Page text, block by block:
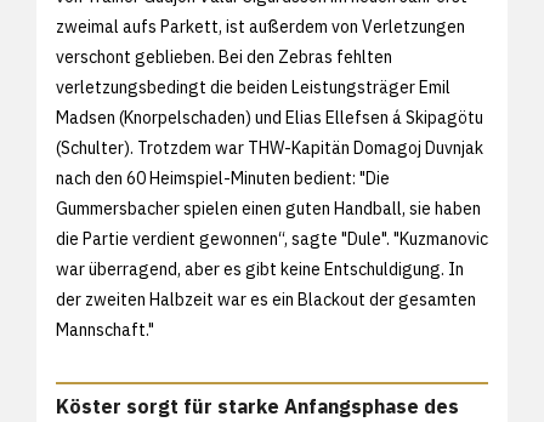
zweimal aufs Parkett, ist außerdem von Verletzungen
verschont geblieben. Bei den Zebras fehlten
verletzungsbedingt die beiden Leistungsträger Emil
Madsen (Knorpelschaden) und Elias Ellefsen á Skipagötu
(Schulter). Trotzdem war THW-Kapitän Domagoj Duvnjak
nach den 60 Heimspiel-Minuten bedient: "Die
Gummersbacher spielen einen guten Handball, sie haben
die Partie verdient gewonnen“, sagte "Dule". "Kuzmanovic
war überragend, aber es gibt keine Entschuldigung. In
der zweiten Halbzeit war es ein Blackout der gesamten
Mannschaft."
Köster sorgt für starke Anfangsphase des